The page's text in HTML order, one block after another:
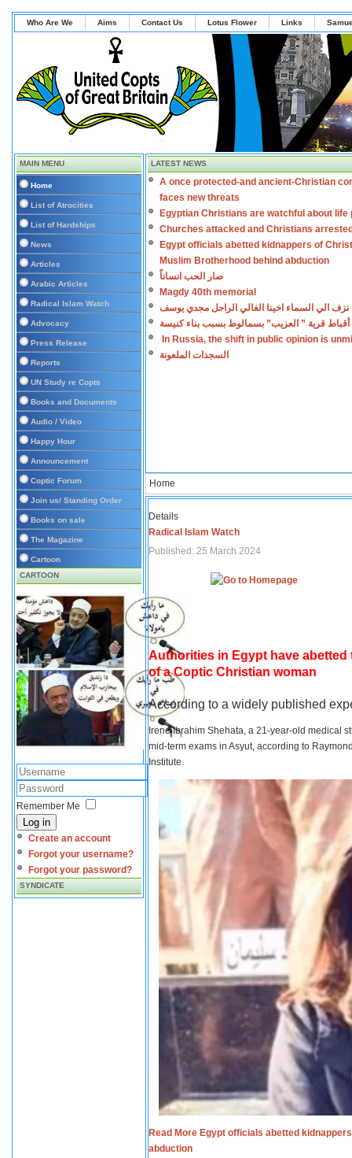
Who Are We Aims Contact Us Lotus Flower Links
MAIN MENU
Home
List of Atrocities
List of Hardships
News
Articles
Arabic Articles
Radical Islam Watch
Advocacy
Press Release
Reports
UN Study re Copts
Books and Documents
Audio / Video
Happy Hour
Announcement
Coptic Forum
Join us/ Standing Order
Books on sale
The Magazine
Cartoon
CARTOON
Remember Me
Log in
Create an account
Forgot your username?
Forgot your password?
SYNDICATE
LATEST NEWS
A once protected-and ancient-Christian
faces new threats
Egyptian Christians are watchful about life
Churches attacked and Christians
Egypt officials abetted kidnappers of
Muslim Brotherhood behind abduction
صار الحب انساناً
Magdy 40th memorial
نزف الي السماء اخينا الغالي الراحل مجدي يوسف
أقباط قرية ” العزيب” بسمالوط بسبب بناء كنيسة
In Russia, the shift in public opinion is
السجدات الملعونة
Home
Details
Radical Islam Watch
Published: 25 March 2024
Authorities in Egypt have
of a Coptic Christian woman
According to a widely published
Irene Ibrahim Shehata, a 21-year-old medical
mid-term exams in Asyut, according to
Institute.
Read More Egypt officials abetted
abduction